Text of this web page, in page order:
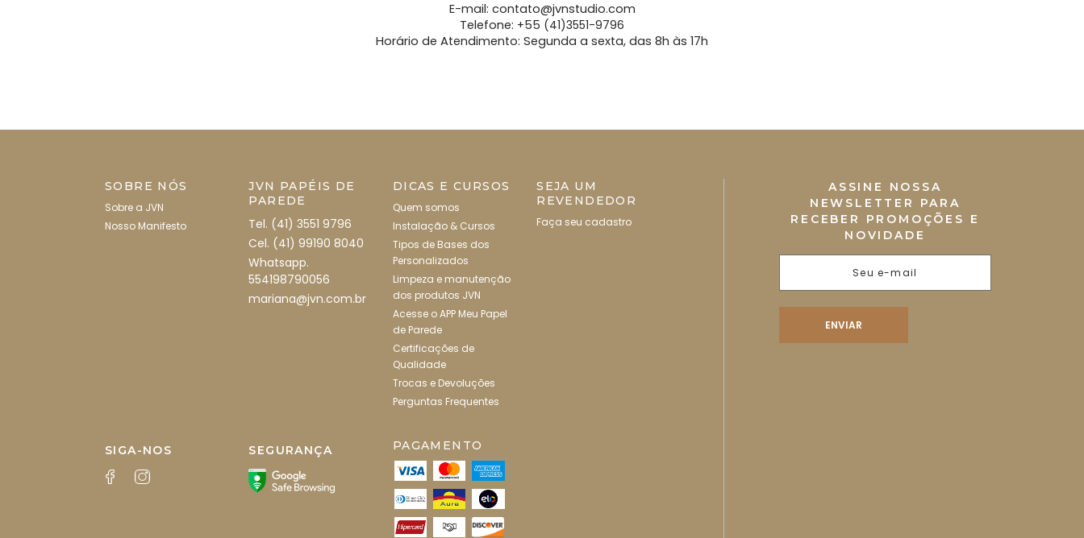
E-mail: contato@jvnstudio.com
Telefone: +55 (41)3551-9796
Horário de Atendimento: Segunda a sexta, das 8h às 17h
SOBRE NÓS
Sobre a JVN
Nosso Manifesto
JVN PAPÉIS DE
PAREDE
Tel. (41) 3551 9796
Cel. (41) 99190 8040
Whatsapp.
554198790056
mariana@jvn.com.br
DICAS E CURSOS
Quem somos
Instalação & Cursos
Tipos de Bases dos
Personalizados
Limpeza e manutenção
dos produtos JVN
Acesse o APP Meu Papel
de Parede
Certificações de
Qualidade
Trocas e Devoluções
Perguntas Frequentes
SEJA UM
REVENDEDOR
Faça seu cadastro
SIGA-NOS SEGURANÇA PAGAMENTO
ASSINE NOSSA
NEWSLETTER PARA
RECEBER PROMOÇÕES E
NOVIDADE